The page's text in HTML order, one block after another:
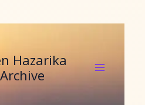
Hazarika